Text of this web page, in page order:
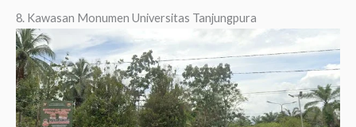
8. Kawasan Monumen Universitas Tanjungpura